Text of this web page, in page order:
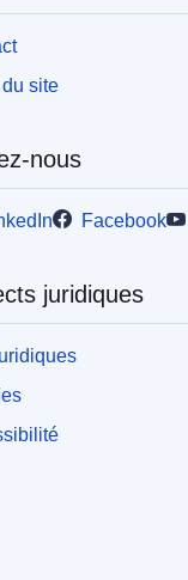
site
nous
Facebook
juridiques